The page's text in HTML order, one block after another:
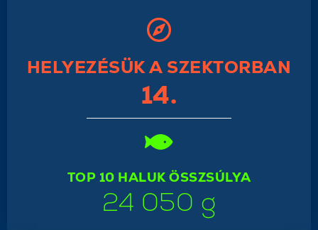
HELYEZÉSÜK A SZEKTORBAN
14.
TOP 10 HALUK ÖSSZSÚLYA
24 050 g